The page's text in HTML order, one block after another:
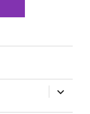
anzeigen